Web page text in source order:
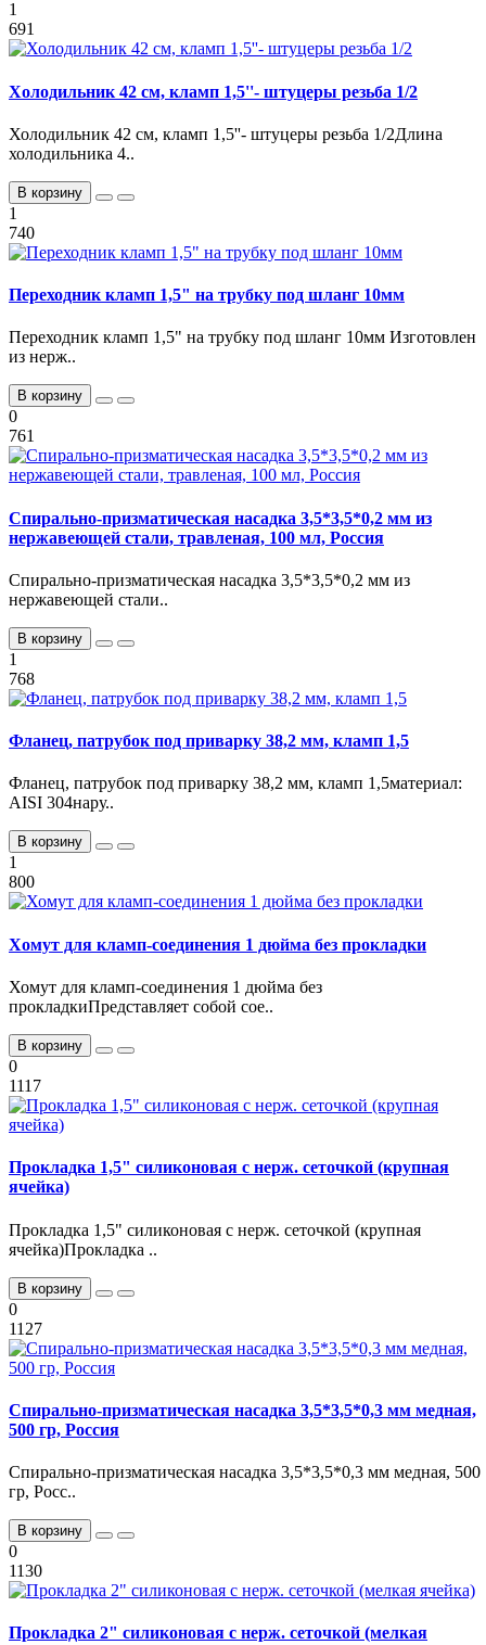
1
691
Холодильник 42 см, кламп 1,5''- штуцеры резьба 1/2
Холодильник 42 см, кламп 1,5''- штуцеры резьба 1/2Длина
холодильника 4..
В корзину
1
740
Переходник кламп 1,5" на трубку под шланг 10мм
Переходник кламп 1,5" на трубку под шланг 10мм Изготовлен
из нерж..
В корзину
0
761
Спирально-призматическая насадка 3,5*3,5*0,2 мм из
нержавеющей стали, травленая, 100 мл, Россия
Спирально-призматическая насадка 3,5*3,5*0,2 мм из
нержавеющей стали..
В корзину
1
768
Фланец, патрубок под приварку 38,2 мм, кламп 1,5
Фланец, патрубок под приварку 38,2 мм, кламп 1,5материал:
AISI 304нару..
В корзину
1
800
Хомут для кламп-соединения 1 дюйма без прокладки
Хомут для кламп-соединения 1 дюйма без
прокладкиПредставляет собой сое..
В корзину
0
1117
Прокладка 1,5" силиконовая с нерж. сеточкой (крупная
ячейка)
Прокладка 1,5" силиконовая с нерж. сеточкой (крупная
ячейка)Прокладка ..
В корзину
0
1127
Спирально-призматическая насадка 3,5*3,5*0,3 мм медная,
500 гр, Россия
Спирально-призматическая насадка 3,5*3,5*0,3 мм медная, 500
гр, Росс..
В корзину
0
1130
Прокладка 2" силиконовая с нерж. сеточкой (мелкая